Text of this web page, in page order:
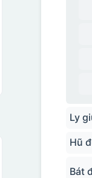
Ly
Hũ
Bát